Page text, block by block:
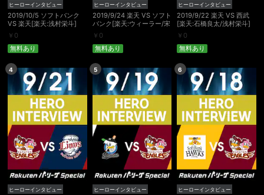
ヒーローインタビュー
2019/10/5 ソフトバンク
VS 楽天[楽天:浅村栄斗]
￥ 0
無料あり
ヒーローインタビュー
2019/9/24 楽天 VS ソフト
バンク[楽天:ウィーラー/宋
家豪]
￥ 0
無料あり
ヒーローインタビュー
2019/9/22 楽天 VS 西武
[楽天:石橋良太/浅村栄斗]
￥ 0
無料あり
ヒーローインタビュー
4
ヒーローインタビュー
5
ヒーローインタビュー
6